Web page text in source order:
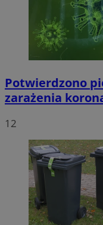
Potwierdzono
zarażenia
12